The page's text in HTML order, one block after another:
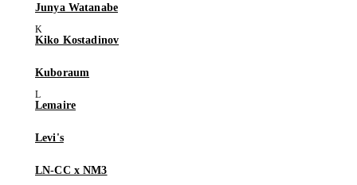
Junya Watanabe
Kiko Kostadinov
Kuboraum
Lemaire
Levi's
LN-CC x NM3